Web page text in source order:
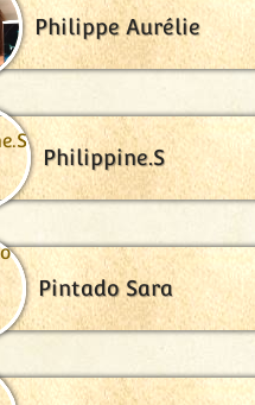
Philippe Aurélie
Philippine.S
Pintado Sara